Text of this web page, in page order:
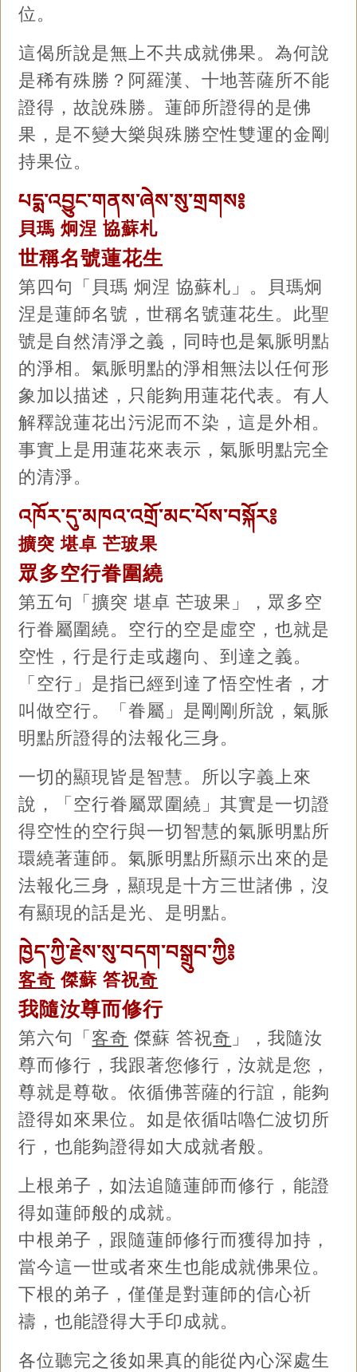
位。
這偈所說是無上不共成就佛果。為何說
是稀有殊勝？阿羅漢、十地菩薩所不能
證得，故說殊勝。蓮師所證得的是佛
果，是不變大樂與殊勝空性雙運的金剛
持果位。
པདྨ་འབྱུང་གནས་ཞེས་སུ་གྲགས༔
貝瑪 炯涅 協蘇札
世稱名號蓮花生
第四句「貝瑪 炯涅 協蘇札」。貝瑪炯
涅是蓮師名號，世稱名號蓮花生。此聖
號是自然清淨之義，同時也是氣脈明點
的淨相。氣脈明點的淨相無法以任何形
象加以描述，只能夠用蓮花代表。有人
解釋說蓮花出污泥而不染，這是外相。
事實上是用蓮花來表示，氣脈明點完全
的清淨。
འཁོར་དུ་མཁའ་འགྲོ་མང་པོས་བསྐོར༔
擴突 堪卓 芒玻果
眾多空行眷圍繞
第五句「擴突 堪卓 芒玻果」，眾多空
行眷屬圍繞。空行的空是虛空，也就是
空性，行是行走或趨向、到達之義。
「空行」是指已經到達了悟空性者，才
叫做空行。「眷屬」是剛剛所說，氣脈
明點所證得的法報化三身。
一切的顯現皆是智慧。所以字義上來
說，「空行眷屬眾圍繞」其實是一切證
得空性的空行與一切智慧的氣脈明點所
環繞著蓮師。氣脈明點所顯示出來的是
法報化三身，顯現是十方三世諸佛，沒
有顯現的話是光、是明點。
ཁྱེད་ཀྱི་རྗེས་སུ་བདག་བསྒྲུབ་ཀྱི༔
客奇 傑蘇 答祝奇
我隨汝尊而修行
第六句「客奇 傑蘇 答祝奇 」，我隨汝
尊而修行，我跟著您修行，汝就是您，
尊就是尊敬。依循佛菩薩的行誼，能夠
證得如來果位。如是依循咕嚕仁波切所
行，也能夠證得如大成就者般。
上根弟子，如法追隨蓮師而修行，能證
得如蓮師般的成就。
中根弟子，跟隨蓮師修行而獲得加持，
當今這一世或者來生也能成就佛果位。
下根的弟子，僅僅是對蓮師的信心祈
禱，也能證得大手印成就。
各位聽完之後如果真的能從內心深處生